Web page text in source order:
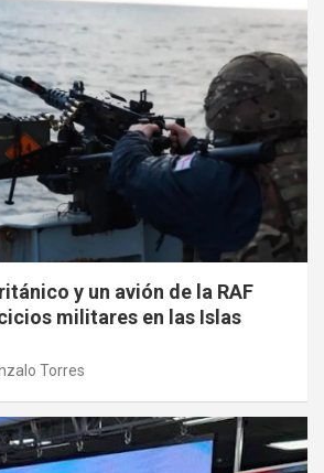
y un avión de la RAF
militares en las Islas
Torres